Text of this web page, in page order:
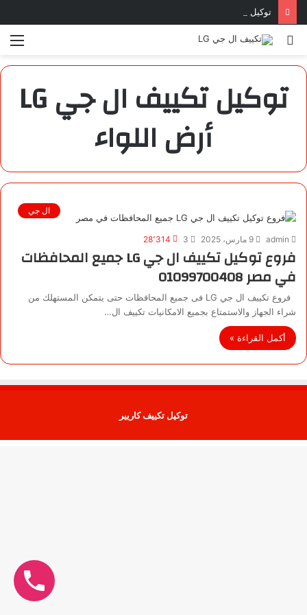
توكيل تكييف ال جي بورسعيد | 01099700408
بحث
توكيل تكييف ال جي LG
أرض اللواء
ال جي
admin 9 مارس، 2025 3 28٬314
فروع توكيل تكييف ال جي LG جميع المحافظات
في مصر 01099700408
فروع تكييف ال جي LG فى جميع المحافظات حتى يتمكن المستهلك من
شراء الجهاز والاستمتاع بجميع الامكانيات تكييف ال…
أكمل القراءة »
توكيل تكييف كاريير